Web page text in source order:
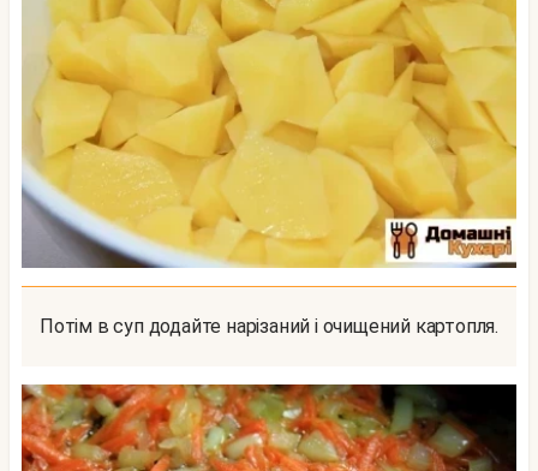
Потім в суп додайте нарізаний і очищений картопля.